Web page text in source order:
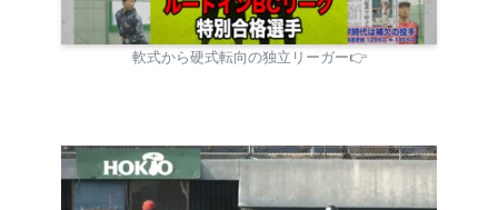
軟式から硬式転向の独立リーガー👉